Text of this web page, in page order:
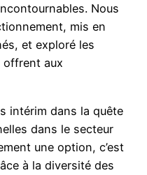
Nous
mis en
et exploré les
offrent aux
intérim dans la quête
dans le secteur
une option, c’est
à la diversité des